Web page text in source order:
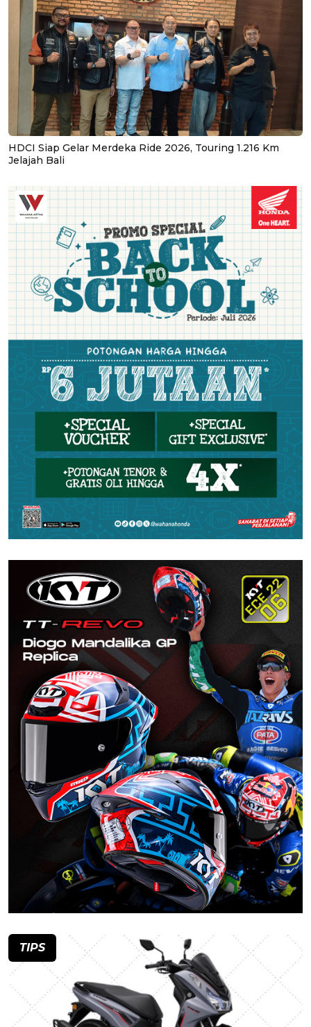
HDCI Siap Gelar Merdeka Ride 2026, Touring 1.216 Km
Jelajah Bali
TIPS